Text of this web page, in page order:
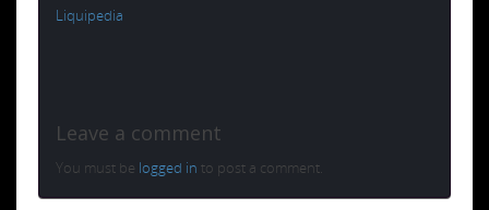
Liquipedia
Leave a comment
You must be logged in to post a comment.